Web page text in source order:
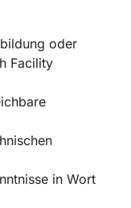
oder
Facility
in Wort